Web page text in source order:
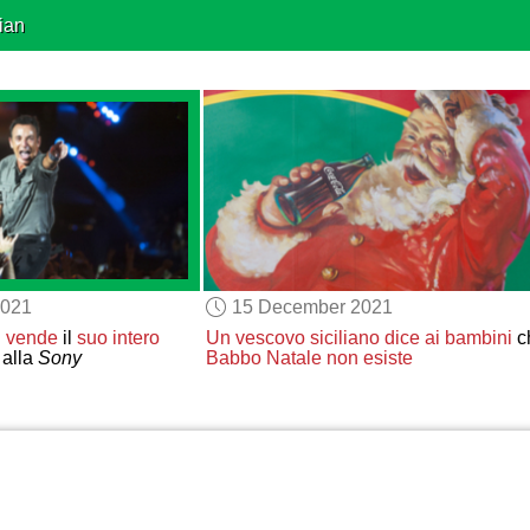
vendeil suo intero
Sony
15 December 2021
Un vescovo siciliano dice ai bambini
Babbo Natale non esiste